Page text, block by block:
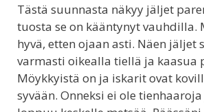
Tästä suunnasta näkyy jäljet
tuosta se on kääntynyt vauhdilla.
hyvä, etten ojaan asti. Näen jäljet
varmasti oikealla tiellä ja kaasua
Möykkyistä on ja iskarit ovat
syvään. Onneksi ei ole